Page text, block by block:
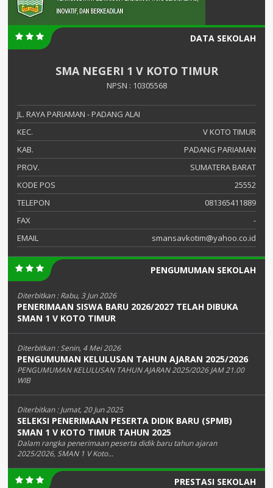
DATA SEKOLAH
SMA NEGERI 1 V KOTO TIMUR
NPSN : 10305568
JL. RAYA PARIAMAN - PADANG ALAI
KEC.
V KOTO TIMUR
KAB.
PADANG PARIAMAN
PROV.
SUMATERA BARAT
KODE POS
25552
TELEPON
081365411889
FAX
-
EMAIL
smansavkotim@yahoo.co.id
PENGUMUMAN SEKOLAH
Diterbitkan :Rabu, 3 Jun 2026
PENERIMAAN SISWA BARU 2026/2027 TELAH DIBUKA
SMAN 1 V KOTO TIMUR
Diterbitkan :Senin, 4 Mei 2026
PENGUMUMAN KELULUSAN TAHUN AJARAN 2025/2026
PENGUMUMAN KELULUSAN TAHUN AJARAN 2025/2026 JAM 21.00
WIB
Diterbitkan :Jumat, 20 Jun 2025
SELEKSI PENERIMAAN PESERTA DIDIK BARU (SPMB)
SMAN 1 V KOTO TIMUR TAHUN 2025
Dalam rangka penerimaan peserta didik baru tahun ajaran
2025/2026, SMAN 1 V Koto...
PRESTASI SEKOLAH